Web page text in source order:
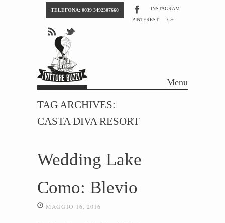
TELEFONA: 0039 3492307660
INSTAGRAM
PINTEREST
G+
Menu
TAG ARCHIVES:
CASTA DIVA RESORT
Wedding Lake
Como: Blevio
MAGGIO 16, 2016